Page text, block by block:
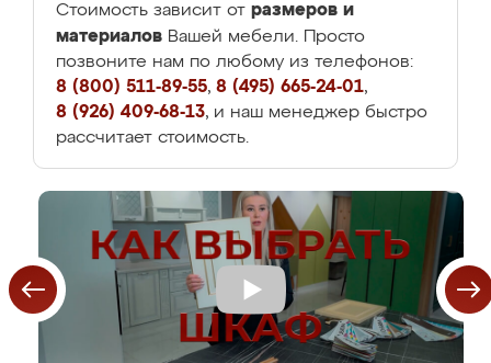
Стоимость зависит от размеров и
материалов Вашей мебели. Просто
позвоните нам по любому из телефонов:
8 (800) 511-89-55, 8 (495) 665-24-01,
8 (926) 409-68-13, и наш менеджер быстро
рассчитает стоимость.